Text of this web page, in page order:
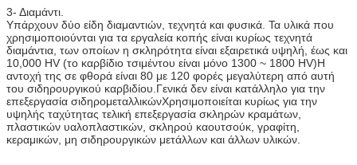
3- Διαμάντι.
Υπάρχουν δύο είδη διαμαντιών, τεχνητά και φυσικά. Τα υλικά που
χρησιμοποιούνται για τα εργαλεία κοπής είναι κυρίως τεχνητά
διαμάντια, των οποίων η σκληρότητα είναι εξαιρετικά υψηλή, έως και
10,000 HV (το καρβίδιο τσιμέντου είναι μόνο 1300 ~ 1800 HV)Η
αντοχή της σε φθορά είναι 80 με 120 φορές μεγαλύτερη από αυτή
του σιδηρουργικού καρβιδίου.Γενικά δεν είναι κατάλληλο για την
επεξεργασία σιδηρομεταλλικώνΧρησιμοποιείται κυρίως για την
υψηλής ταχύτητας τελική επεξεργασία σκληρών κραμάτων,
πλαστικών υαλοπλαστικών, σκληρού καουτσούκ, γραφίτη,
κεραμικών, μη σιδηρουργικών μετάλλων και άλλων υλικών.